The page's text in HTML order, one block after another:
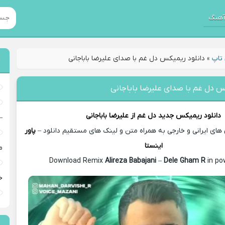
» دانلود ریمیکس دل غم با صدای علیرضا باباجانی
دل غم با صدای علیرضا باباجانی
دانلود ریمیکس جدید دل غم از علیرضا باباجانی
های ایرانی و خارجی به همراه متن و لینک های مستقیم دانلود – پاور
اینستا
Alireza Babajani –Dele Gham Rin